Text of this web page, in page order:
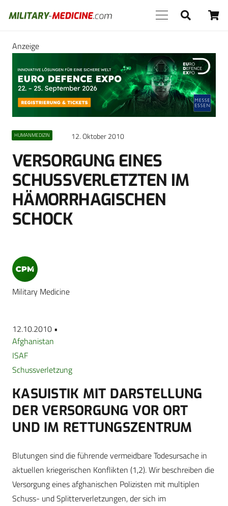
Anzeige
HUMANMEDIZIN 12. Oktober 2010
VERSORGUNG EINES
SCHUSSVERLETZTEN IM
HÄMORRHAGISCHEN
SCHOCK
Military Medicine
12.10.2010 •
Afghanistan
ISAF
Schussverletzung
KASUISTIK MIT DARSTELLUNG
DER VERSORGUNG VOR ORT
UND IM RETTUNGSZENTRUM
Blutungen sind die führende vermeidbare Todesursache in
aktuellen kriegerischen Konflikten (1,2). Wir beschreiben die
Versorgung eines afghanischen Polizisten mit multiplen
Schuss- und Splitterverletzungen, der sich im